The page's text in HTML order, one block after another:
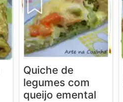
Quiche de
legumes com
queijo emental